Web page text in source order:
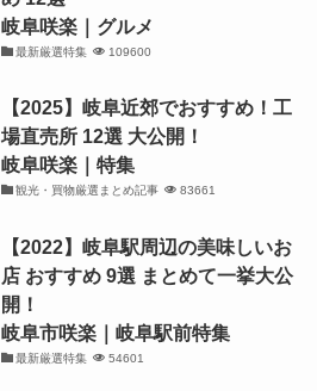
岐阜咲楽｜グルメ
最新厳選特集 109600
【2025】岐阜近郊でおすすめ！工
場直売所 12選 大公開！
岐阜咲楽｜特集
観光・買物厳選まとめ記事 83661
【2022】岐阜駅周辺の美味しいお
店 おすすめ 9選 まとめて一挙大公
開！
岐阜市咲楽｜岐阜駅前特集
最新厳選特集 54601